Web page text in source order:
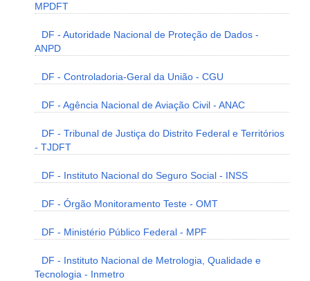
MPDFT
DF - Autoridade Nacional de Proteção de Dados -
ANPD
DF - Controladoria-Geral da União - CGU
DF - Agência Nacional de Aviação Civil - ANAC
DF - Tribunal de Justiça do Distrito Federal e Territórios
- TJDFT
DF - Instituto Nacional do Seguro Social - INSS
DF - Órgão Monitoramento Teste - OMT
DF - Ministério Público Federal - MPF
DF - Instituto Nacional de Metrologia, Qualidade e
Tecnologia - Inmetro